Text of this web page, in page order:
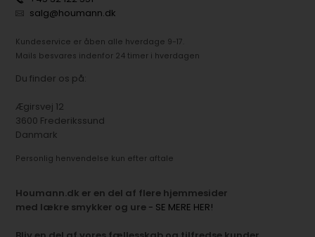
salg@houmann.dk
Kundeservice er åben alle hverdage 9-17.
Mails besvares indenfor 24 timer i hverdagen
Du finder os på:
Ægirsvej 12
3600 Frederikssund
Danmark
Personlig henvendelse kun efter aftale
Houmann.dk er en del af flere hjemmesider
med lækre smykker og ure - SE MERE HER!